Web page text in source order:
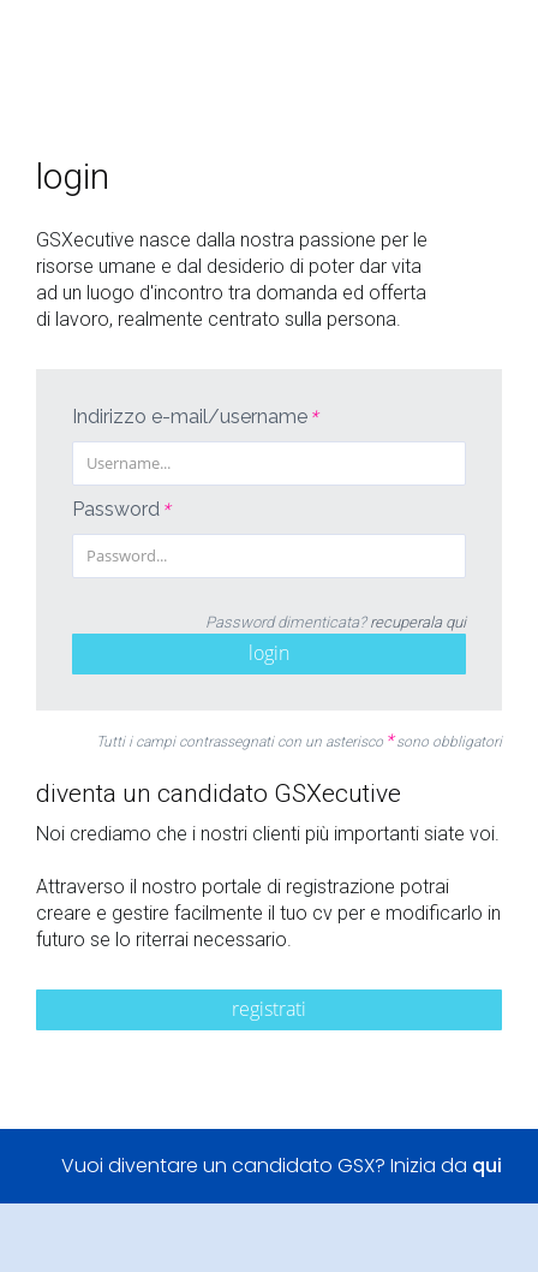
Offerte
lavoro
Login
login
GSXecutive nasce dalla nostra passione per le
risorse umane e dal desiderio di poter dar vita
ad un luogo d'incontro tra domanda ed offerta
di lavoro, realmente centrato sulla persona.
Indirizzo e-mail/username *
Password *
Password dimenticata? recuperala qui
login
Tutti i campi contrassegnati con un asterisco *sono obbligatori
diventa un candidato GSXecutive
Noi crediamo che i nostri clienti più importanti siate voi.
Attraverso il nostro portale di registrazione potrai
creare e gestire facilmente il tuo cv per e modificarlo in
futuro se lo riterrai necessario.
registrati
Vuoi diventare un candidato GSX? Inizia da qui